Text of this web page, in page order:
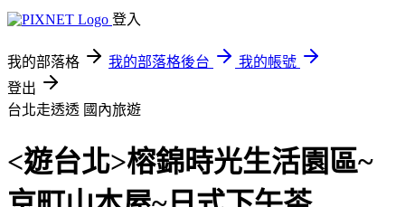
登入
我的部落格 我的部落格後台
我的帳號
登出
台北走透透 國內旅遊
<遊台北>榕錦時光生活園區~